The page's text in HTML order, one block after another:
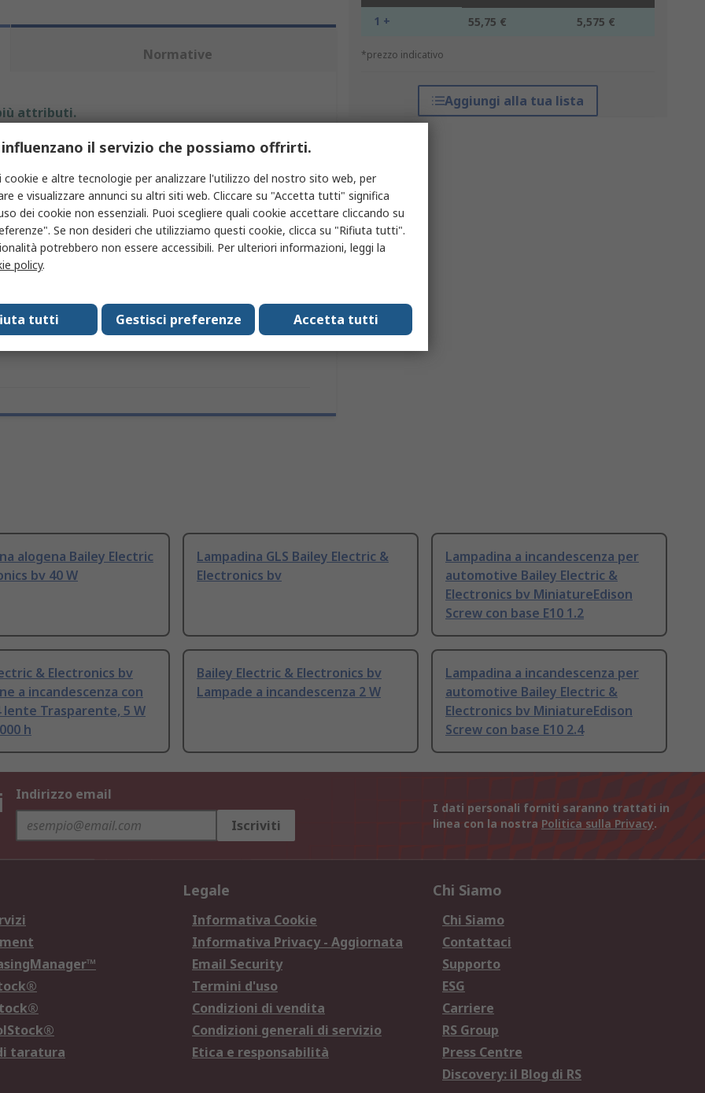
1 + 55,75 € 5,575 €
*prezzo indicativo
Aggiungi alla tua lista
Normative
attributi.
Valore
Bailey Electric & Electronics bv
Lampadina alogena
75W
No
alogena Bailey Electric
bv 40 W
Lampadina GLS Bailey Electric &
Electronics bv
Lampadina a incandescenza per
automotive Bailey Electric &
Electronics bv MiniatureEdison
Screw con base E10 1.2
& Electronics bv
a incandescenza con
lente Trasparente, 5 W
h
Bailey Electric & Electronics bv
Lampade a incandescenza 2 W
Lampadina a incandescenza per
automotive Bailey Electric &
Electronics bv MiniatureEdison
Screw con base E10 2.4
Indirizzo email
Iscriviti
I dati personali forniti saranno trattati in
linea con la nostra Politica sulla Privacy.
taratura
Legale
Informativa Cookie
Informativa Privacy - Aggiornata
Email Security
Termini d'uso
Condizioni di vendita
Condizioni generali di servizio
Etica e responsabilità
Chi Siamo
Chi Siamo
Contattaci
Supporto
ESG
Carriere
RS Group
Press Centre
Discovery: il Blog di RS
il servizio che possiamo offrirti.
cookie e altre tecnologie per analizzare l'utilizzo del nostro sito web, per
e visualizzare annunci su altri siti web. Cliccare su "Accetta tutti" significa
dei cookie non essenziali. Puoi scegliere quali cookie accettare cliccando su
Se non desideri che utilizziamo questi cookie, clicca su "Rifiuta tutti".
potrebbero non essere accessibili. Per ulteriori informazioni, leggi la
policy.
Accetta tutti
Gestisci preferenze
tutti